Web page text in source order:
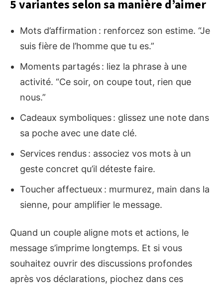
5 variantes selon sa manière d’aimer
Mots d’affirmation : renforcez son estime. “Je
suis fière de l’homme que tu es.”
Moments partagés : liez la phrase à une
activité. “Ce soir, on coupe tout, rien que
nous.”
Cadeaux symboliques : glissez une note dans
sa poche avec une date clé.
Services rendus : associez vos mots à un
geste concret qu’il déteste faire.
Toucher affectueux : murmurez, main dans la
sienne, pour amplifier le message.
Quand un couple aligne mots et actions, le
message s’imprime longtemps. Et si vous
souhaitez ouvrir des discussions profondes
après vos déclarations, piochez dans ces